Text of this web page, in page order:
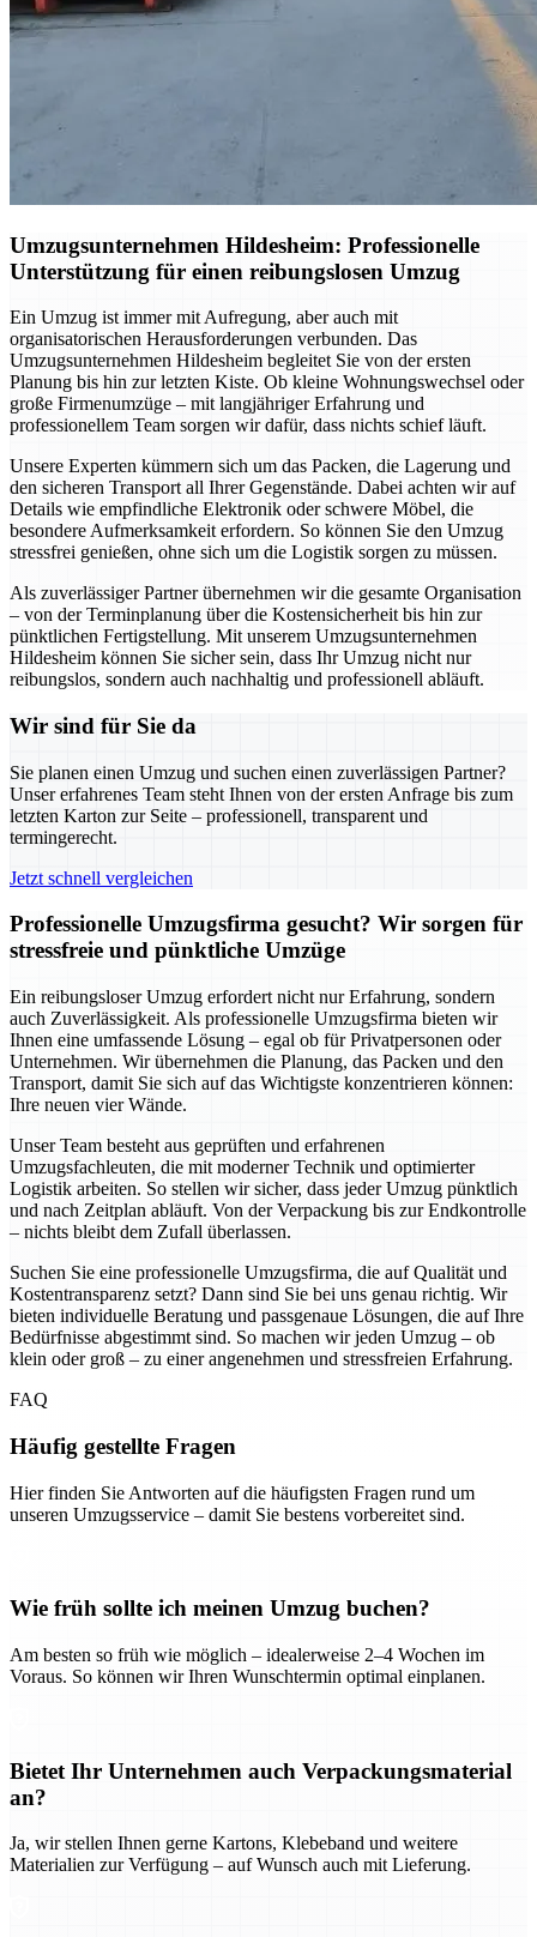
Umzugsunternehmen Hildesheim: Professionelle
Unterstützung für einen reibungslosen Umzug
Ein Umzug ist immer mit Aufregung, aber auch mit
organisatorischen Herausforderungen verbunden. Das
Umzugsunternehmen Hildesheim begleitet Sie von der ersten
Planung bis hin zur letzten Kiste. Ob kleine Wohnungswechsel oder
große Firmenumzüge – mit langjähriger Erfahrung und
professionellem Team sorgen wir dafür, dass nichts schief läuft.
Unsere Experten kümmern sich um das Packen, die Lagerung und
den sicheren Transport all Ihrer Gegenstände. Dabei achten wir auf
Details wie empfindliche Elektronik oder schwere Möbel, die
besondere Aufmerksamkeit erfordern. So können Sie den Umzug
stressfrei genießen, ohne sich um die Logistik sorgen zu müssen.
Als zuverlässiger Partner übernehmen wir die gesamte Organisation
– von der Terminplanung über die Kostensicherheit bis hin zur
pünktlichen Fertigstellung. Mit unserem Umzugsunternehmen
Hildesheim können Sie sicher sein, dass Ihr Umzug nicht nur
reibungslos, sondern auch nachhaltig und professionell abläuft.
Wir sind für Sie da
Sie planen einen Umzug und suchen einen zuverlässigen Partner?
Unser erfahrenes Team steht Ihnen von der ersten Anfrage bis zum
letzten Karton zur Seite – professionell, transparent und
termingerecht.
Jetzt schnell vergleichen
Professionelle Umzugsfirma gesucht? Wir sorgen für
stressfreie und pünktliche Umzüge
Ein reibungsloser Umzug erfordert nicht nur Erfahrung, sondern
auch Zuverlässigkeit. Als professionelle Umzugsfirma bieten wir
Ihnen eine umfassende Lösung – egal ob für Privatpersonen oder
Unternehmen. Wir übernehmen die Planung, das Packen und den
Transport, damit Sie sich auf das Wichtigste konzentrieren können:
Ihre neuen vier Wände.
Unser Team besteht aus geprüften und erfahrenen
Umzugsfachleuten, die mit moderner Technik und optimierter
Logistik arbeiten. So stellen wir sicher, dass jeder Umzug pünktlich
und nach Zeitplan abläuft. Von der Verpackung bis zur Endkontrolle
– nichts bleibt dem Zufall überlassen.
Suchen Sie eine professionelle Umzugsfirma, die auf Qualität und
Kostentransparenz setzt? Dann sind Sie bei uns genau richtig. Wir
bieten individuelle Beratung und passgenaue Lösungen, die auf Ihre
Bedürfnisse abgestimmt sind. So machen wir jeden Umzug – ob
klein oder groß – zu einer angenehmen und stressfreien Erfahrung.
FAQ
Häufig gestellte Fragen
Hier finden Sie Antworten auf die häufigsten Fragen rund um
unseren Umzugsservice – damit Sie bestens vorbereitet sind.
Wie früh sollte ich meinen Umzug buchen?
Am besten so früh wie möglich – idealerweise 2–4 Wochen im
Voraus. So können wir Ihren Wunschtermin optimal einplanen.
Bietet Ihr Unternehmen auch Verpackungsmaterial
an?
Ja, wir stellen Ihnen gerne Kartons, Klebeband und weitere
Materialien zur Verfügung – auf Wunsch auch mit Lieferung.